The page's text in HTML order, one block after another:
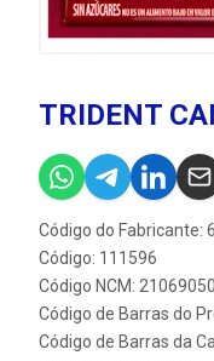
TRIDENT
Código do Fabricante:
Código: 111596
Código NCM: 21069050
Código de Barras do
Código de Barras da